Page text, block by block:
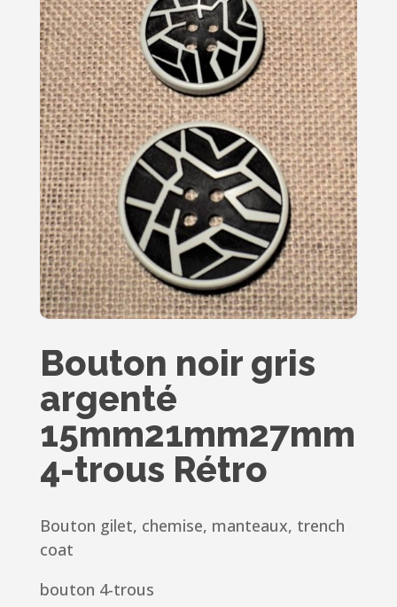
Bouton noir gris
argenté
15mm21mm27mm
4-trous Rétro
Bouton gilet, chemise, manteaux, trench
coat
bouton 4-trous